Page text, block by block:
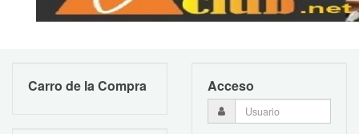
Carro de la Compra Acceso